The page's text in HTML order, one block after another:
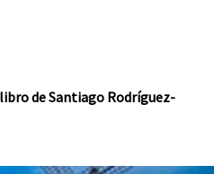
de Santiago Rodríguez-